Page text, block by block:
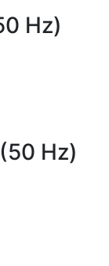
Hz)
Hz)